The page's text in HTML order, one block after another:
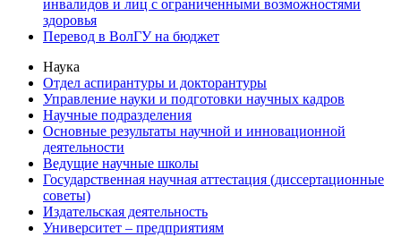
инвалидов и лиц с ограниченными возможностями
здоровья
Перевод в ВолГУ на бюджет
Наука
Отдел аспирантуры и докторантуры
Управление науки и подготовки научных кадров
Научные подразделения
Основные результаты научной и инновационной
деятельности
Ведущие научные школы
Государственная научная аттестация (диссертационные
советы)
Издательская деятельность
Университет – предприятиям